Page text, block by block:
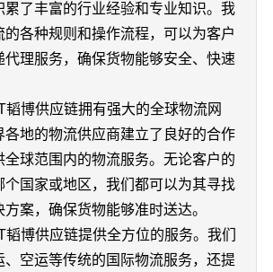
累了丰富的行业经验和专业知识。我
的各种规则和操作流程，可以为客户
代理服务，确保货物能够安全、快速
韬博供应链拥有强大的全球物流网
各地的物流供应商建立了良好的合作
全球范围内的物流服务。无论客户的
个国家或地区，我们都可以为其寻找
案，确保货物能够准时送达。
韬博供应链提供全方位的服务。我们
、空运等传统的国际物流服务，还提